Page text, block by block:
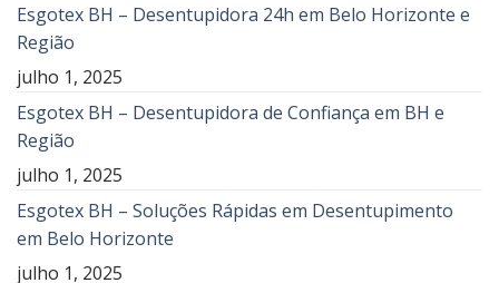
Esgotex BH – Desentupidora 24h em Belo Horizonte e
Região
julho 1, 2025
Esgotex BH – Desentupidora de Confiança em BH e
Região
julho 1, 2025
Esgotex BH – Soluções Rápidas em Desentupimento
em Belo Horizonte
julho 1, 2025